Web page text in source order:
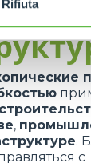
Rifiuta
,
.
с